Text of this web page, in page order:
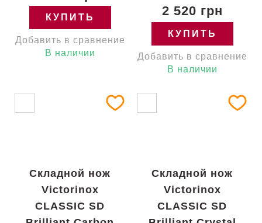
КУПИТЬ
Добавить в сравнение
В наличии
2 520 грн
КУПИТЬ
Добавить в сравнение
В наличии
Складной нож
Victorinox
CLASSIC SD
Складной нож
Victorinox
CLASSIC SD